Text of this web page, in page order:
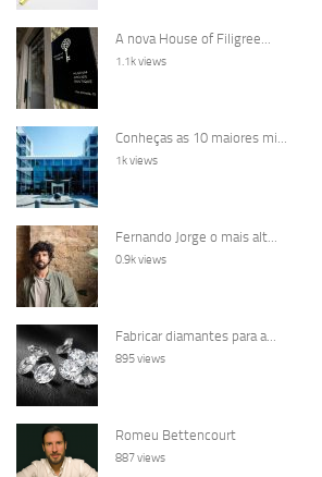
A nova House of Filigree...
1.1k views
Conheças as 10 maiores mi...
1k views
Fernando Jorge o mais alt...
0.9k views
Fabricar diamantes para a...
895 views
Romeu Bettencourt
887 views